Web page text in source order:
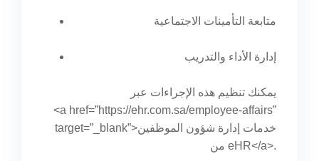
متابعة التأمينات الاجتماعية
إدارة الأداء والتدريب
يمكنك تنظيم هذه الإجراءات عبر
<a href=”https://ehr.com.sa/employee-affairs”
target=”_blank”>خدمات إدارة شؤون الموظفين
من eHR</a>.